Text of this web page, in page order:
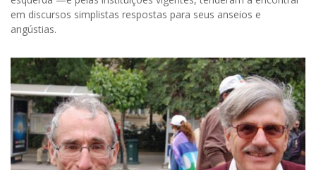
em discursos simplistas respostas para seus anseios e
angústias.